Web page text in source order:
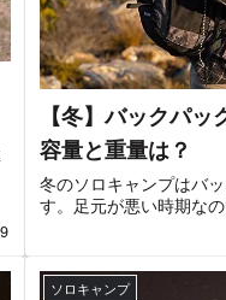
【冬】バックパ
容量と重量は？
冬のソロキャンプはバ
す。足元が悪い時期な
ソロキャンプ